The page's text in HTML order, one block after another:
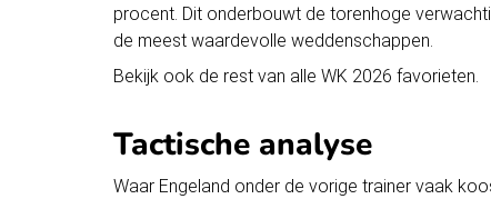
procent. Dit onderbouwt de torenhoge
de meest waardevolle weddenschappen.
Bekijk ook de rest van alle WK 2026 favorieten.
Tactische analyse
Waar Engeland onder de vorige trainer vaak